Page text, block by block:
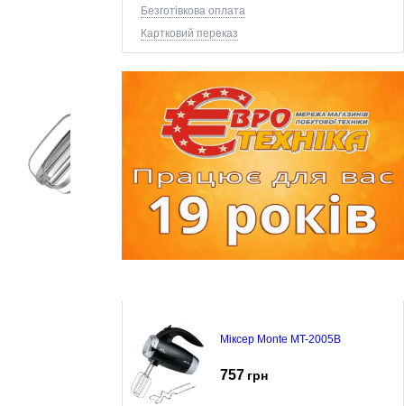
Безготівкова оплата
Картковий переказ
Міксер Monte MT-2005B
757 грн